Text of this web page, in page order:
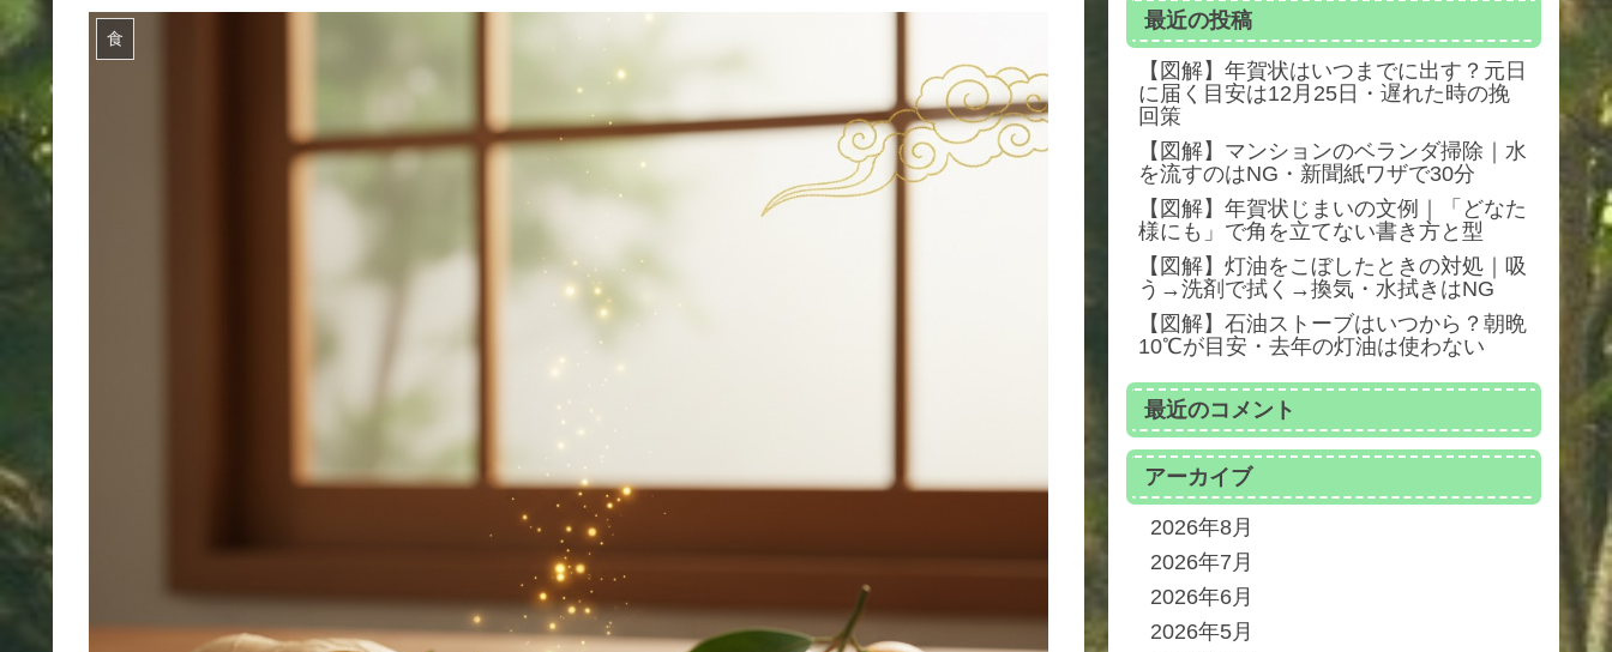
食
最近の投稿
【図解】年賀状はいつまでに出す？元日
に届く目安は12月25日・遅れた時の挽
回策
【図解】マンションのベランダ掃除｜水
を流すのはNG・新聞紙ワザで30分
【図解】年賀状じまいの文例｜「どなた
様にも」で角を立てない書き方と型
【図解】灯油をこぼしたときの対処｜吸
う→洗剤で拭く→換気・水拭きはNG
【図解】石油ストーブはいつから？朝晩
10℃が目安・去年の灯油は使わない
最近のコメント
アーカイブ
2026年8月
2026年7月
2026年6月
2026年5月